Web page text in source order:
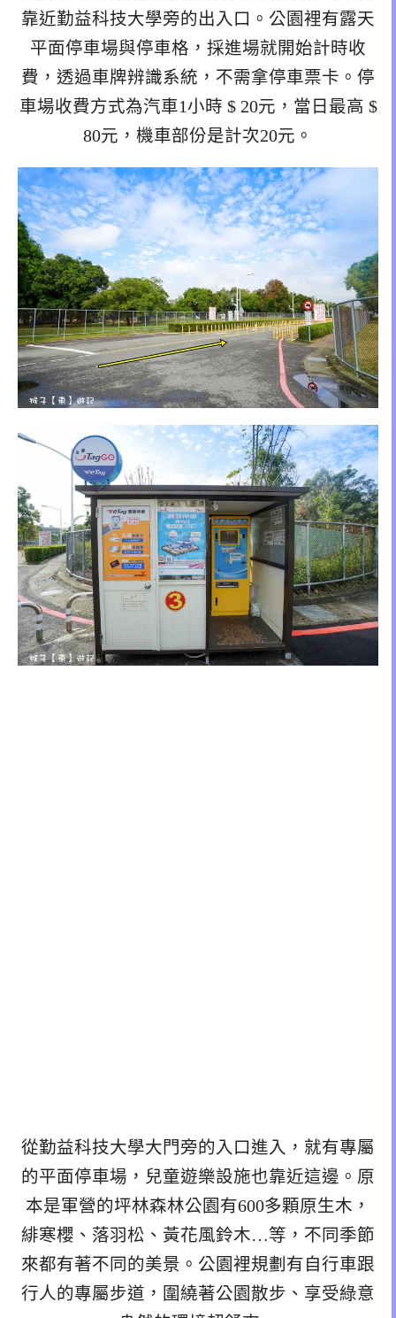
靠近勤益科技大學旁的出入口。公園裡有露天
平面停車場與停車格，採進場就開始計時收
費，透過車牌辨識系統，不需拿停車票卡。停
車場收費方式為汽車1小時 $ 20元，當日最高 $
80元，機車部份是計次20元。
從勤益科技大學大門旁的入口進入，就有專屬
的平面停車場，兒童遊樂設施也靠近這邊。原
本是軍營的坪林森林公園有600多顆原生木，
緋寒櫻、落羽松、黃花風鈴木…等，不同季節
來都有著不同的美景。公園裡規劃有自行車跟
行人的專屬步道，圍繞著公園散步、享受綠意